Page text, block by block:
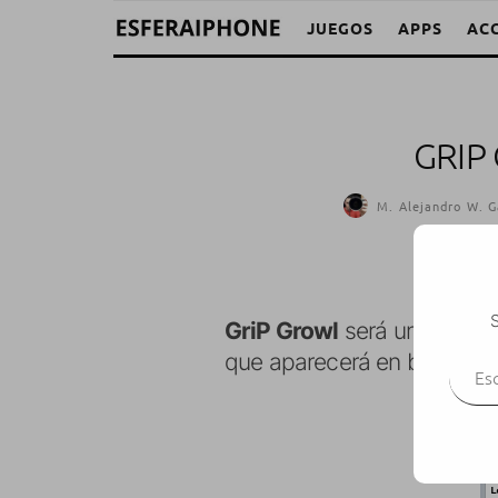
JUEGOS APPS
M. Alejandro W.
GriP Growl será un
que aparecerá en breve en